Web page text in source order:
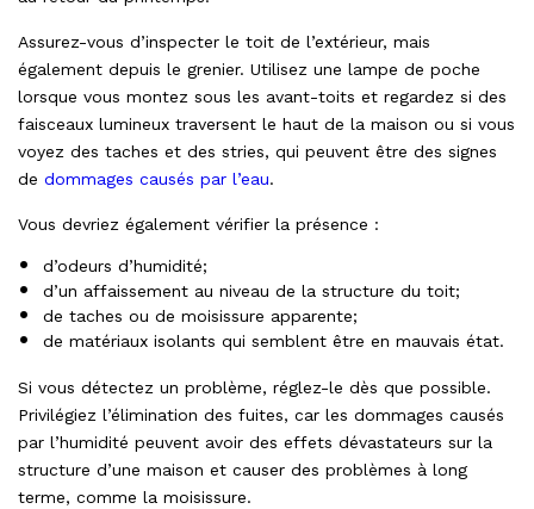
Assurez-vous d’inspecter le toit de l’extérieur, mais
également depuis le grenier. Utilisez une lampe de poche
lorsque vous montez sous les avant-toits et regardez si des
faisceaux lumineux traversent le haut de la maison ou si vous
voyez des taches et des stries, qui peuvent être des signes
de dommages causés par l’eau.
Vous devriez également vérifier la présence :
d’odeurs d’humidité;
d’un affaissement au niveau de la structure du toit;
de taches ou de moisissure apparente;
de matériaux isolants qui semblent être en mauvais état.
Si vous détectez un problème, réglez-le dès que possible.
Privilégiez l’élimination des fuites, car les dommages causés
par l’humidité peuvent avoir des effets dévastateurs sur la
structure d’une maison et causer des problèmes à long
terme, comme la moisissure.